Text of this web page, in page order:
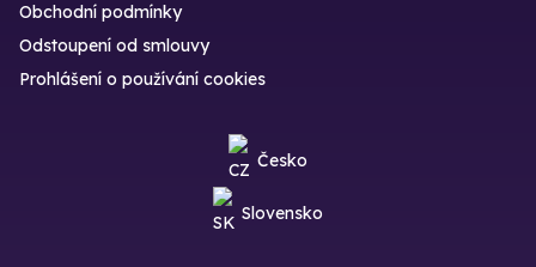
Obchodní podmínky
Odstoupení od smlouvy
Prohlášení o používání cookies
Česko
Slovensko